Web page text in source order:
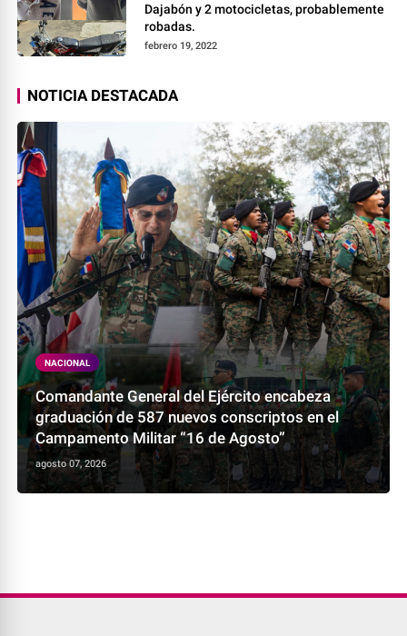
Dajabón y 2 motocicletas, probablemente
robadas.
febrero 19, 2022
NOTICIA DESTACADA
NACIONAL
Comandante General del Ejército encabeza
graduación de 587 nuevos conscriptos en el
Campamento Militar “16 de Agosto”
agosto 07, 2026